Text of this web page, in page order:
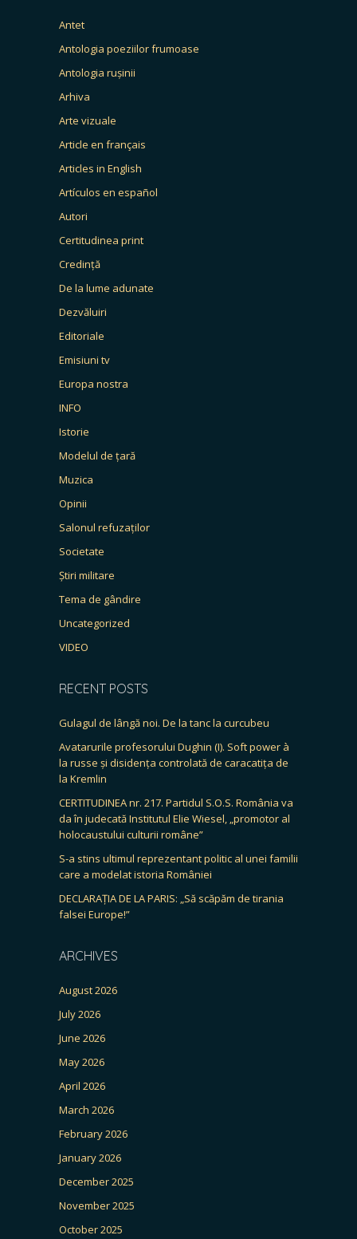
Antet
Antologia poeziilor frumoase
Antologia rușinii
Arhiva
Arte vizuale
Article en français
Articles in English
Artículos en español
Autori
Certitudinea print
Credință
De la lume adunate
Dezvăluiri
Editoriale
Emisiuni tv
Europa nostra
INFO
Istorie
Modelul de țară
Muzica
Opinii
Salonul refuzaților
Societate
Știri militare
Tema de gândire
Uncategorized
VIDEO
RECENT POSTS
Gulagul de lângă noi. De la tanc la curcubeu
Avatarurile profesorului Dughin (I). Soft power à
la russe și disidența controlată de caracatița de
la Kremlin
CERTITUDINEA nr. 217. Partidul S.O.S. România va
da în judecată Institutul Elie Wiesel, „promotor al
holocaustului culturii române”
S-a stins ultimul reprezentant politic al unei familii
care a modelat istoria României
DECLARAȚIA DE LA PARIS: „Să scăpăm de tirania
falsei Europe!”
ARCHIVES
August 2026
July 2026
June 2026
May 2026
April 2026
March 2026
February 2026
January 2026
December 2025
November 2025
October 2025